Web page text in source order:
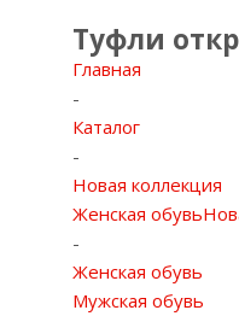
Туфли
Главная
-
Каталог
-
Новая коллекция
Женская обувь
-
Женская обувь
Мужская обувь